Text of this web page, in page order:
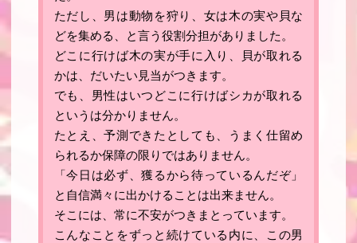
ただし、男は動物を狩り、女は木の実や貝な
どを集める、と言う役割分担がありました。
どこに行けば木の実が手に入り、貝が取れる
かは、だいたい見当がつきます。
でも、男性はいつどこに行けばシカが取れる
というは分かりません。
たとえ、予測できたとしても、うまく仕留め
られるか保障の限りではありません。
「今日は必ず、獲るから待っているんだぞ」
と自信満々に出かけることは出来ません。
そこには、常に不安がつきまとっています。
こんなことをずっと続けている内に、この男